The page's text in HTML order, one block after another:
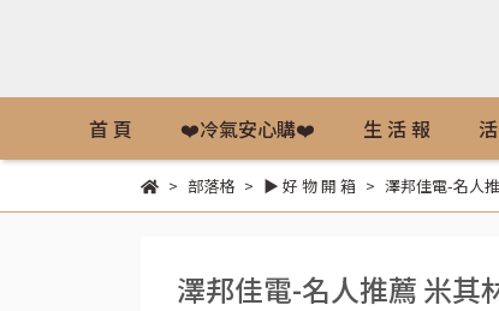
首 頁 ❤️冷氣安心購❤️ 生 活 報
部落格 ▶ 好 物 開 箱 澤邦佳電-名人
澤邦佳電-名人推薦 米其